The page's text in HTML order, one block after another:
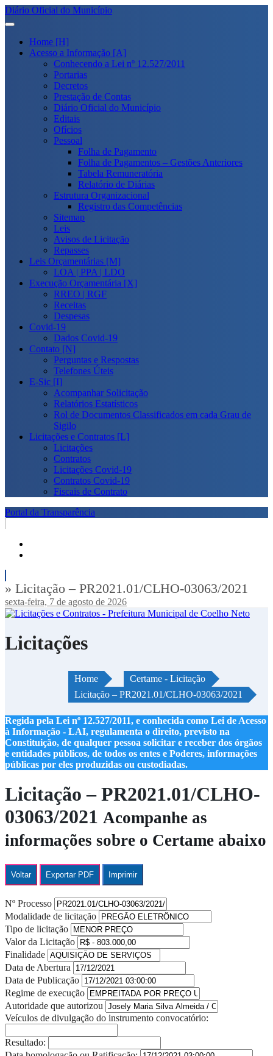
Diário Oficial do Município
Home [H]
Acesso a Informação [A]
Conhecendo a Lei nº 12.527/2011
Portarias
Decretos
Prestação de Contas
Diário Oficial do Município
Editais
Ofícios
Pessoal
Folha de Pagamento
Folha de Pagamentos – Gestões Anteriores
Tabela Remuneratória
Relatório de Diárias
Estrutura Organizacional
Registro das Competências
Sitemap
Leis
Avisos de Licitação
Repasses
Leis Orçamentárias [M]
LOA | PPA | LDO
Execução Orçamentária [X]
RREO | RGF
Receitas
Despesas
Covid-19
Dados Covid-19
Contato [N]
Perguntas e Respostas
Telefones Úteis
E-Sic [I]
Acompanhar Solicitação
Relatórios Estatísticos
Rol de Documentos Classificados em cada Grau de
Sigilo
Licitações e Contratos [L]
Licitações
Contratos
Licitações Covid-19
Contratos Covid-19
Fiscais de Contrato
Portal da Transparência
» Licitação – PR2021.01/CLHO-03063/2021
sexta-feira, 7 de agosto de 2026
Licitações
Home
Certame - Licitação
Licitação – PR2021.01/CLHO-03063/2021
Regida pela Lei nº 12.527/2011, e conhecida como Lei de Acesso
à Informação - LAI, regulamenta o direito, previsto na
Constituição, de qualquer pessoa solicitar e receber dos órgãos
e entidades públicos, de todos os entes e Poderes, informações
públicas por eles produzidas ou custodiadas.
Licitação – PR2021.01/CLHO-
03063/2021 Acompanhe as
informações sobre o Certame abaixo
Voltar Exportar PDF Imprimir
Nº Processo
Modalidade de licitação
Tipo de licitação
Valor da Licitação
Finalidade
Data de Abertura
Data de Publicação
Regime de execução
Autoridade que autorizou
Veículos de divulgação do instrumento convocatório:
Resultado: